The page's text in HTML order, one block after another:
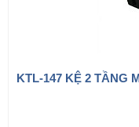
KTL-147 KỆ 2 TẦNG